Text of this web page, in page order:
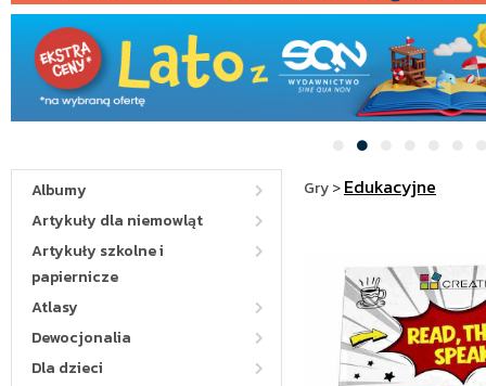
Albumy
Artykuły dla niemowląt
Artykuły szkolne i
papiernicze
Atlasy
Dewocjonalia
Dla dzieci
Gry>Edukacyjne